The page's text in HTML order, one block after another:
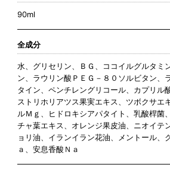
90ml
全成分
水、グリセリン、ＢＧ、ココイルグルタミ
ン、ラウリン酸ＰＥＧ－８０ソルビタン、
タイン、ペンチレングリコール、カプリル
ストリホリアツス果実エキス、ツボクサエ
ルＭｇ、ヒドロキシアパタイト、乳酸桿菌
チャ葉エキス、オレンジ果皮油、ニオイテ
ョリ油、イランイラン花油、メントール、
ａ、安息香酸Ｎａ